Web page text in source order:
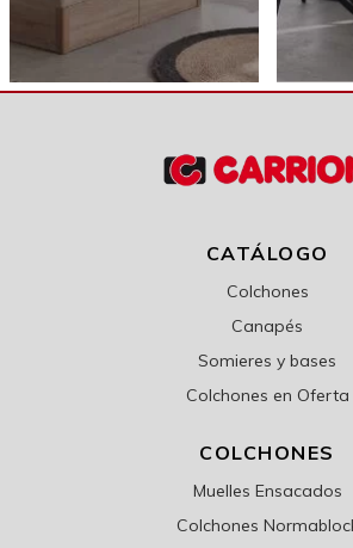
CATÁLOGO
Colchones
Canapés
Somieres y bases
Colchones en Oferta
COLCHONES
Muelles Ensacados
Colchones